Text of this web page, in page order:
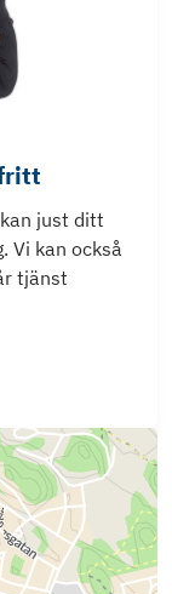
just ditt
Vi kan också
tjänst